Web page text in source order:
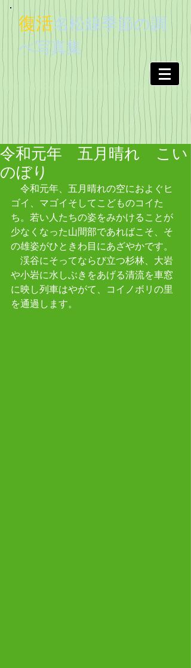
復活名松線季節の調
べ写真集
令和元年 五月晴れ こい
のぼり
令和元年、五月晴れの空におよぐヒ
ゴイ、マゴイそしてこどものコイた
ち。若い人たちの姿をみかけることが
少なくなった山間部であればこそ、そ
の雄姿がひときわ目にあざやかです。
渓谷にそってならび立つ杉林、大岩
や小岩に水しぶきをあげる清流を車窓
に映し列車はやがて、コイノボリの里
を通過します。